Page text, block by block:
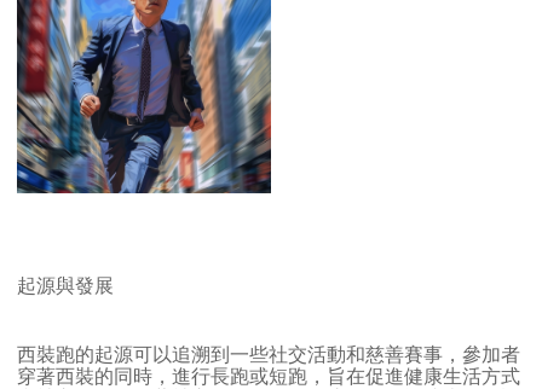
起源與發展
西裝跑的起源可以追溯到一些社交活動和慈善賽事，參加者
穿著西裝的同時，進行長跑或短跑，旨在促進健康生活方式